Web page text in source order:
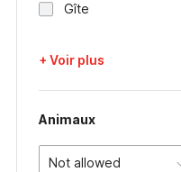
Gîte
+ Voir plus
Animaux
Not allowed